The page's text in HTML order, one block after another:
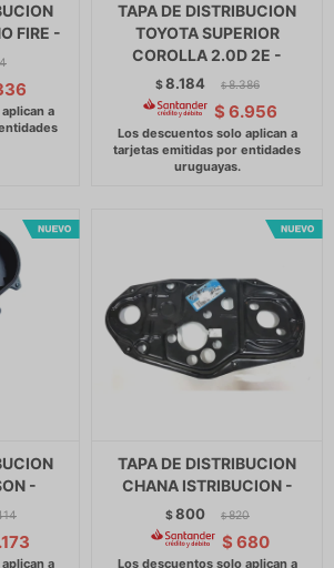
FIRE -
TAPA DE DISTRIBUCION
TOYOTA SUPERIOR
COROLLA 2.0D 2E -
$8.184 $ 8.386
$ 6.956
-
TAPA DE DISTRIBUCION
CHANA ISTRIBUCION -
$800 $ 820
$ 680